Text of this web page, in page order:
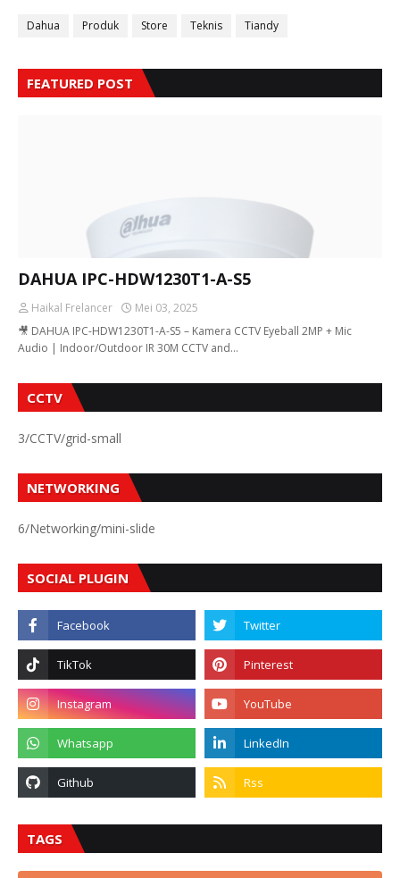
Dahua Produk Store Teknis Tiandy
FEATURED POST
DAHUA IPC-HDW1230T1-A-S5
Haikal Frelancer
Mei 03, 2025
🎥 DAHUA IPC-HDW1230T1-A-S5 – Kamera CCTV Eyeball 2MP + Mic
Audio | Indoor/Outdoor IR 30M CCTV and…
CCTV
3/CCTV/grid-small
NETWORKING
6/Networking/mini-slide
SOCIAL PLUGIN
TAGS